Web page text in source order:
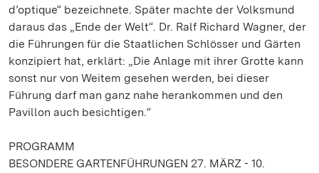
d’optique“ bezeichnete. Später machte der Volksmund
daraus das „Ende der Welt“. Dr. Ralf Richard Wagner, der
die Führungen für die Staatlichen Schlösser und Gärten
konzipiert hat, erklärt: „Die Anlage mit ihrer Grotte kann
sonst nur von Weitem gesehen werden, bei dieser
Führung darf man ganz nahe herankommen und den
Pavillon auch besichtigen.“
PROGRAMM
BESONDERE GARTENFÜHRUNGEN 27. MÄRZ - 10.